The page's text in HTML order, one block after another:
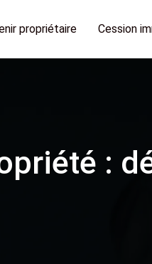
propriétaire Cession
: